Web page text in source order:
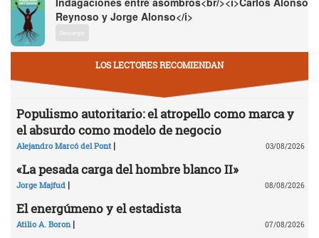
Reynoso y Jorge Alonso</i>
Descargar
LOS LECTORES RECOMIENDAN
Populismo autoritario: el atropello como marca y
el absurdo como modelo de negocio
Alejandro Marcó del Pont | 03/08/2026
«La pesada carga del hombre blanco II»
Jorge Majfud | 08/08/2026
El energúmeno y el estadista
Atilio A. Boron | 07/08/2026